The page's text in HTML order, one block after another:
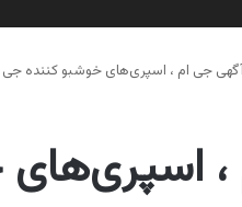
جی ام ، اسپری‌های خوشبو کننده جی